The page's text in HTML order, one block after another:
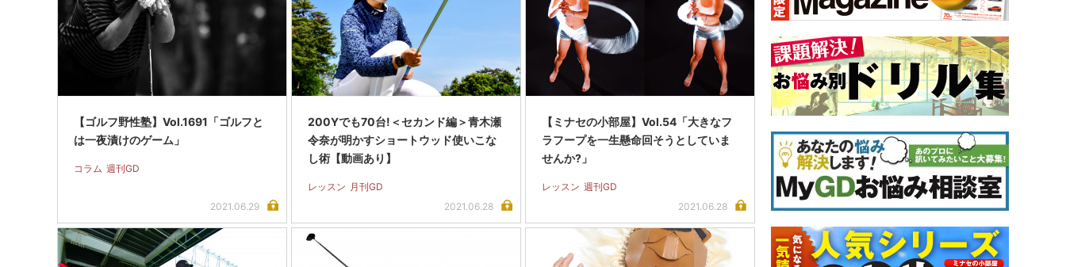
【ゴルフ野性塾】Vol.1691「ゴルフと
は一夜漬けのゲーム」
コラム 週刊GD
2021.06.29
200Yでも70台!＜セカンド編＞青木瀬
令奈が明かすショートウッド使いこな
し術【動画あり】
レッスン 月刊GD
2021.06.28
【ミナセの小部屋】Vol.54「大きなフ
ラフープを一生懸命回そうとしていま
せんか?」
レッスン 週刊GD
2021.06.28